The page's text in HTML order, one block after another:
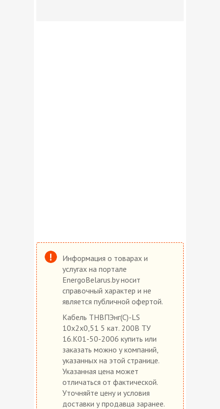
Информация о товарах и
услугах на портале
EnergoBelarus.by носит
справочный характер и не
является публичной офертой.
Кабель ТНВПЭнг(С)-LS
10х2х0,51 5 кат. 200В ТУ
16.К01-50-2006 купить или
заказать можно у компаний,
указанных на этой странице.
Указанная цена может
отличаться от фактической.
Уточняйте цену и условия
доставки у продавца заранее.